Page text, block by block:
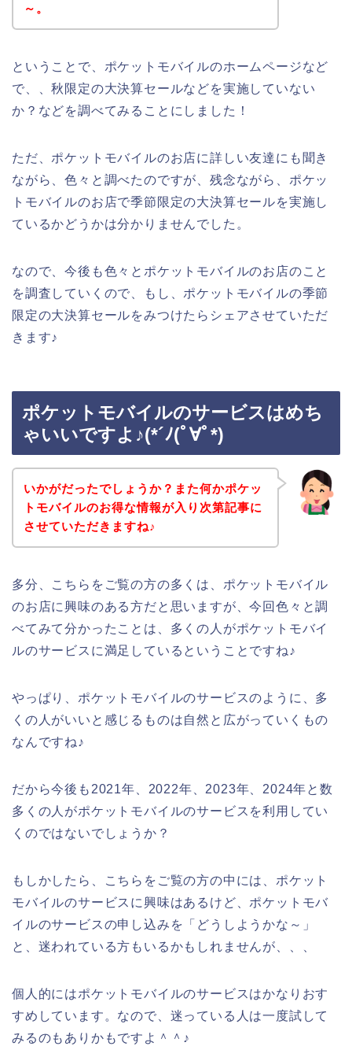
～。
ということで、ポケットモバイルのホームページなど
で、、秋限定の大決算セールなどを実施していない
か？などを調べてみることにしました！
ただ、ポケットモバイルのお店に詳しい友達にも聞き
ながら、色々と調べたのですが、残念ながら、ポケッ
トモバイルのお店で季節限定の大決算セールを実施し
ているかどうかは分かりませんでした。
なので、今後も色々とポケットモバイルのお店のこと
を調査していくので、もし、ポケットモバイルの季節
限定の大決算セールをみつけたらシェアさせていただ
きます♪
ポケットモバイルのサービスはめち
ゃいいですよ♪(*´ﾉ(ﾟ∀ﾟ*)
いかがだったでしょうか？また何かポケッ
トモバイルのお得な情報が入り次第記事に
させていただきますね♪
多分、こちらをご覧の方の多くは、ポケットモバイル
のお店に興味のある方だと思いますが、今回色々と調
べてみて分かったことは、多くの人がポケットモバイ
ルのサービスに満足しているということですね♪
やっぱり、ポケットモバイルのサービスのように、多
くの人がいいと感じるものは自然と広がっていくもの
なんですね♪
だから今後も2021年、2022年、2023年、2024年と数
多くの人がポケットモバイルのサービスを利用してい
くのではないでしょうか？
もしかしたら、こちらをご覧の方の中には、ポケット
モバイルのサービスに興味はあるけど、ポケットモバ
イルのサービスの申し込みを「どうしようかな～」
と、迷われている方もいるかもしれませんが、、、
個人的にはポケットモバイルのサービスはかなりおす
すめしています。なので、迷っている人は一度試して
みるのもありかもですよ＾＾♪